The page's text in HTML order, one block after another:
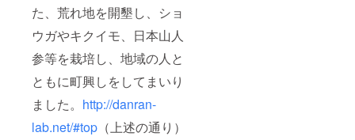
た、荒れ地を開墾し、ショ
ウガやキクイモ、日本山人
参等を栽培し、地域の人と
ともに町興しをしてまいり
ました。 http://danran-
lab.net/#top （上述の通り）